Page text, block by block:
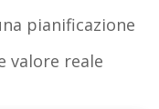
pianificazione
valore reale